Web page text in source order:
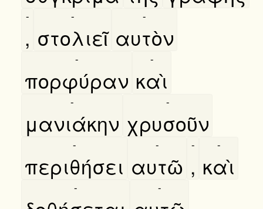
,
-
στολιεῖ
-
αυτὸν
-
πορφύραν
-
καὶ
-
μανιάκην
-
χρυσοῦν
-
περιθήσει
-
αυτῶ
-
,
-
καὶ
-
- -